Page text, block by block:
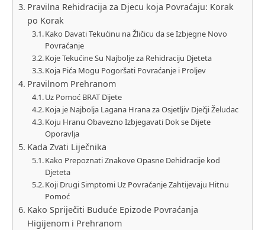
Pravilna Rehidracija za Djecu koja Povraćaju: Korak
po Korak
Kako Davati Tekućinu na Žličicu da se Izbjegne Novo
Povraćanje
Koje Tekućine Su Najbolje za Rehidraciju Djeteta
Koja Pića Mogu Pogoršati Povraćanje i Proljev
Pravilnom Prehranom
Uz Pomoć BRAT Dijete
Koja je Najbolja Lagana Hrana za Osjetljiv Dječji Želudac
Koju Hranu Obavezno Izbjegavati Dok se Dijete
Oporavlja
Kada Zvati Liječnika
Kako Prepoznati Znakove Opasne Dehidracije kod
Djeteta
Koji Drugi Simptomi Uz Povraćanje Zahtijevaju Hitnu
Pomoć
Kako Spriječiti Buduće Epizode Povraćanja
Higijenom i Prehranom